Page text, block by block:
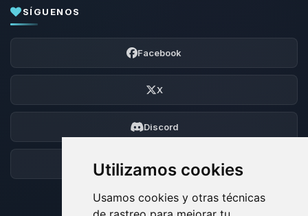
Utilizamos cookies
Usamos cookies y otras técnicas
SÍGUENOS
Facebook
X
Discord
Foro